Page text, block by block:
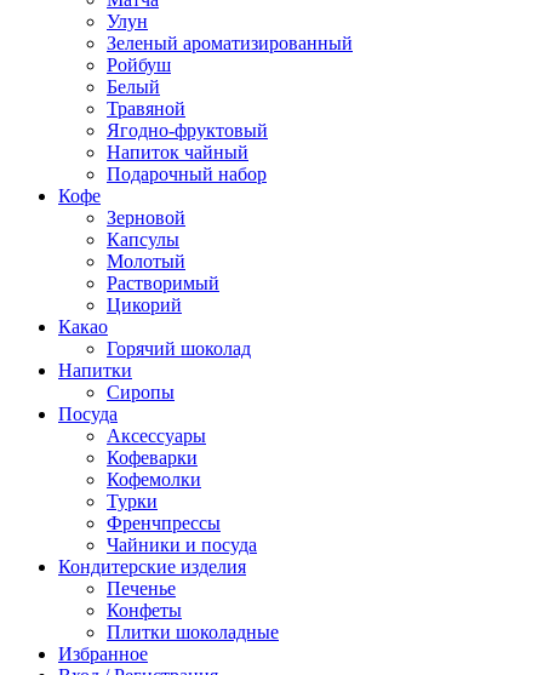
Улун
Зеленый ароматизированный
Ройбуш
Белый
Травяной
Ягодно-фруктовый
Напиток чайный
Подарочный набор
Кофе
Зерновой
Капсулы
Молотый
Растворимый
Цикорий
Какао
Горячий шоколад
Напитки
Сиропы
Посуда
Аксессуары
Кофеварки
Кофемолки
Турки
Френчпрессы
Чайники и посуда
Кондитерские изделия
Печенье
Конфеты
Плитки шоколадные
Избранное